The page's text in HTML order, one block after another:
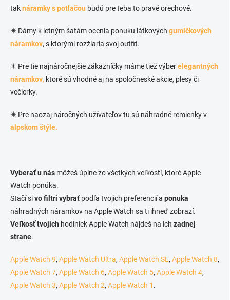
taknáramky s potlačou budú pre teba to pravé orechové.
✴️ Dámy k letným šatám ocenia ponuku látkových gumičkových
náramkov, s ktorými rozžiaria svoj outfit.
✴️ Pre tie najnáročnejšie zákazníčky máme tiež výberelegantných
náramkov, ktoré sú vhodné aj na spoločneské akcie, plesy či
večierky.
✴️ Pre naozaj náročných užívateľov tu sú náhradné remienky v
alpskom štýle.
Vyberať u nás môžeš úplne zo všetkých veľkostí, ktoré Apple
Watch ponúka.
Stačí sivo filtri vybraťpodľa tvojich preferencií a ponuka
náhradných náramkov na Apple Watch sa ti ihneď zobrazí.
Veľkosť tvojich hodiniek Apple Watch nájdeš na ich zadnej
strane.
Apple Watch 9, Apple Watch Ultra, Apple Watch SE, Apple Watch 8,
Apple Watch 7, Apple Watch 6, Apple Watch 5, Apple Watch 4,
Apple Watch 3, Apple Watch 2, Apple Watch 1 .